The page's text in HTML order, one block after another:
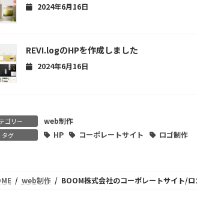
2024年6月16日
REVI.logのHPを作成しました
2024年6月16日
ゴリー web制作
タグ HP コーポレートサイト ロゴ制作
web制作 BOOM株式会社のコーポレートサイト/